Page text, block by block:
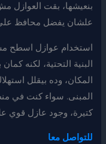
بنعيشها، بقت العوازل
علشان يفضل محافظ على
استخدام عوازل اسطح
البنية التحتية، لكنه
المكان، وده بيقلل
المبنى. سواء كنت في
كتيرة، وجود عازل قوي
للتواصل معا